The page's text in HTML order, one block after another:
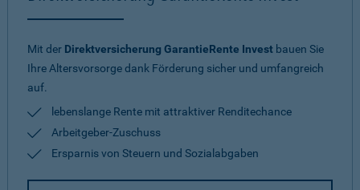
Mit der Direktversicherung GarantieRente Invest bauen Sie
Ihre Altersvorsorge dank Förderung sicher und umfangreich
auf.
lebenslange Rente mit attraktiver Renditechance
Arbeitgeber-Zuschuss
Ersparnis von Steuern und Sozialabgaben